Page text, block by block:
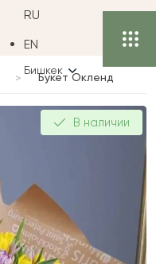
RU
EN
Бишкек
Букет Окленд
В наличии